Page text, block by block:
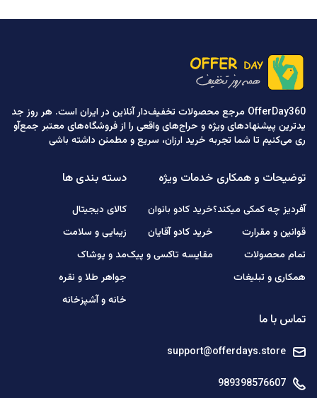
OfferDay360 مرجع محصولات تخفیف‌دار آنلاین در ایران است. هر روز جد
یدترین پیشنهادهای ویژه و حراج‌های واقعی را از فروشگاه‌های معتبر جمع‌آو
ری می‌کنیم تا شما تجربه خرید ارزان، سریع و مطمئن داشته باشی
توضیحات و همکاری
آفردیز چه کمکی میکند؟
قوانین و مقرارت
تمام محصولات
همکاری و تبلیغات
خدمات ویژه
خرید کادو بانوان
خرید کادو آقایان
مقایسه تاکسی و پیک
دسته بندی ها
کالای دیجیتال
زیبایی و سلامت
مد و پوشاک
جواهر طلا و نقره
خانه و آشپزخانه
تماس با ما
support@offerdays.store
989398576607